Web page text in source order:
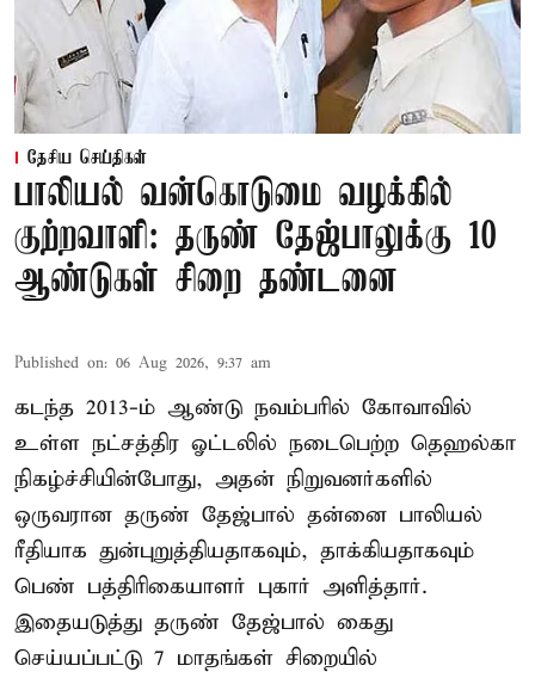
தேசிய செய்திகள்
பாலியல் வன்கொடுமை வழக்கில்
குற்றவாளி: தருண் தேஜ்பாலுக்கு 10
ஆண்டுகள் சிறை தண்டனை
Published on: 06 Aug 2026, 9:37 am
கடந்த 2013-ம் ஆண்டு நவம்பரில் கோவாவில்
உள்ள நட்சத்திர ஓட்டலில் நடைபெற்ற தெஹல்கா
நிகழ்ச்சியின்போது, அதன் நிறுவனர்களில்
ஒருவரான தருண் தேஜ்பால் தன்னை பாலியல்
ரீதியாக துன்புறுத்தியதாகவும், தாக்கியதாகவும்
பெண் பத்திரிகையாளர் புகார் அளித்தார்.
இதையடுத்து தருண் தேஜ்பால் கைது
செய்யப்பட்டு 7 மாதங்கள் சிறையில்